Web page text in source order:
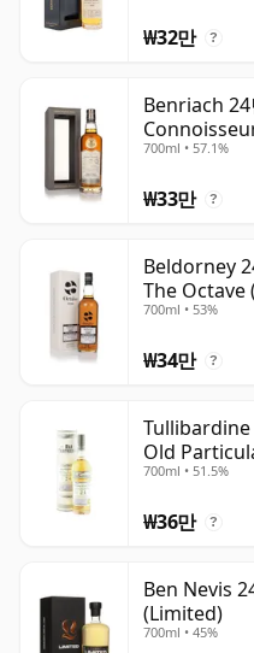
₩32만 ?
Benriach
700ml • 57.1%
₩33만 ?
Beldorney
The Octave
700ml • 53%
₩34만 ?
Tullibardine
Old
700ml • 51.5%
₩36만 ?
Ben Nevis
(Limited)
700ml • 45%